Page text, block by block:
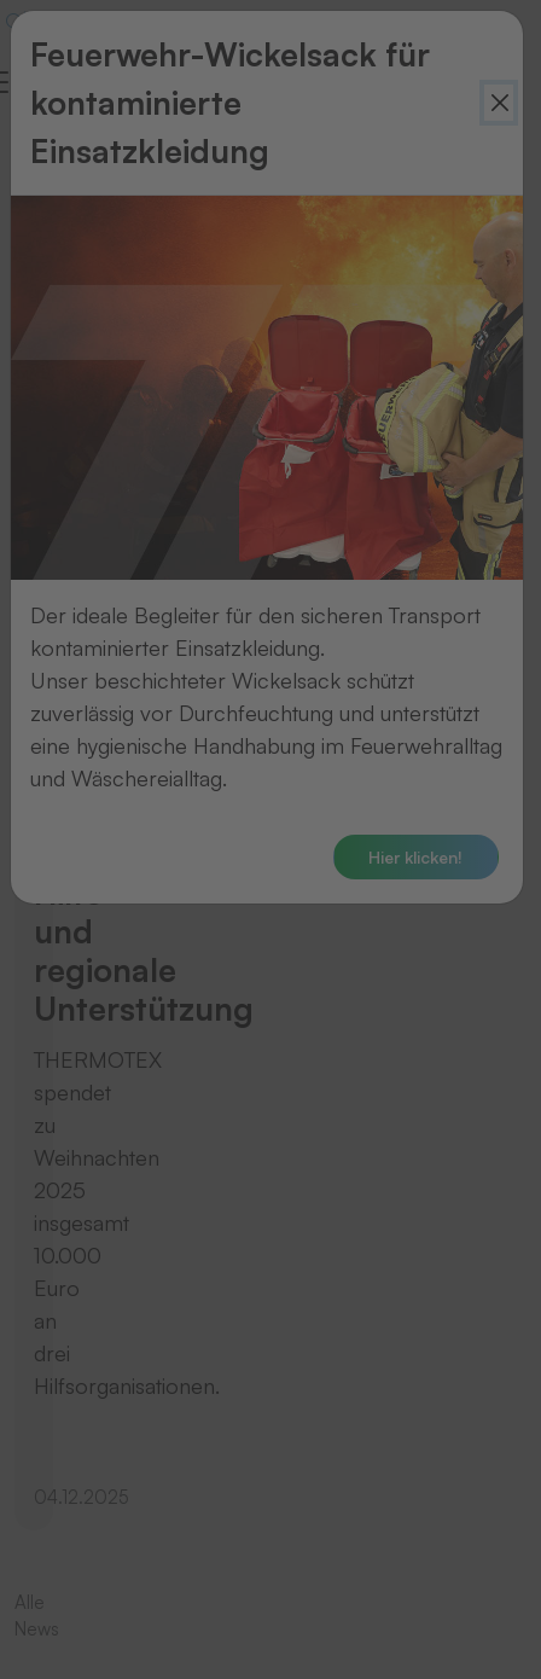
Aktuelles
Neuigkeiten
THERMOTEX
THERMOTEX
Weihnachtsspende
2025:
10.000
Euro
und
regionale
Unterstützung
THERMOTEX
spendet
zu
Weihnachten
2025
insgesamt
10.000
Euro
an
drei
Hilfsorganisationen.
04.12.2025
Alle
News
Feuerwehr-Wickelsack für
kontaminierte
Einsatzkleidung
Der ideale Begleiter für den sicheren Transport
kontaminierter Einsatzkleidung.
Unser beschichteter Wickelsack schützt
zuverlässig vor Durchfeuchtung und unterstützt
eine hygienische Handhabung im Feuerwehralltag
und Wäschereialltag.
Hier klicken!